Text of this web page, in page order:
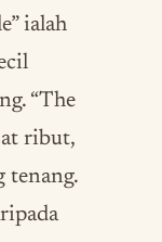
ialah
“The
ribut,
tenang.